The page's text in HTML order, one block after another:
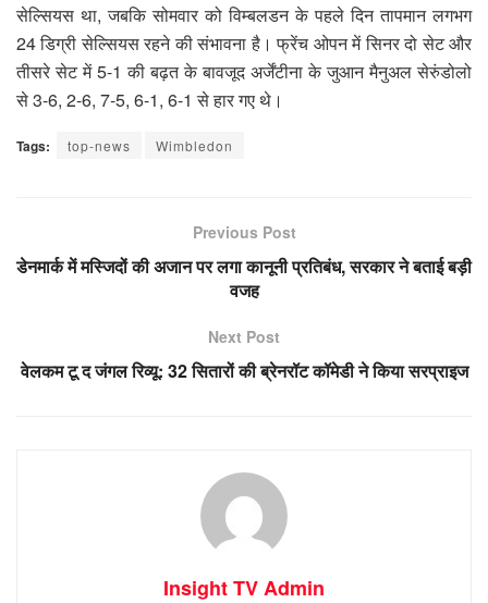
सेल्सियस था, जबकि सोमवार को विम्बलडन के पहले दिन तापमान लगभग
24 डिग्री सेल्सियस रहने की संभावना है। फ्रेंच ओपन में सिनर दो सेट और
तीसरे सेट में 5-1 की बढ़त के बावजूद अर्जेंटीना के जुआन मैनुअल सेरुंडोलो
से 3-6, 2-6, 7-5, 6-1, 6-1 से हार गए थे।
Tags: top-news Wimbledon
Previous Post
डेनमार्क में मस्जिदों की अजान पर लगा कानूनी प्रतिबंध, सरकार ने बताई बड़ी
वजह
Next Post
वेलकम टू द जंगल रिव्यू: 32 सितारों की ब्रेनरॉट कॉमेडी ने किया सरप्राइज
Insight TV Admin